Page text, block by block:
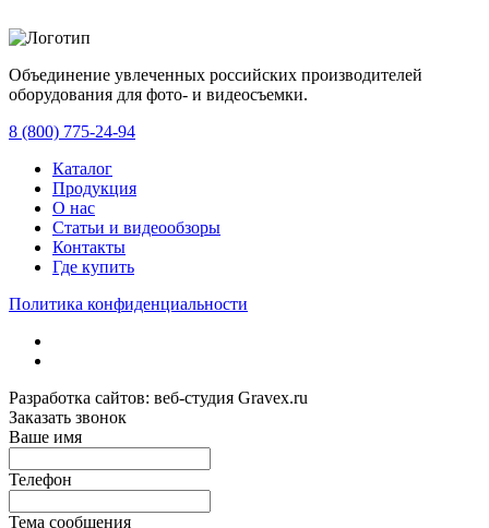
Объединение увлеченных российских производителей
оборудования для фото- и видеосъемки.
8 (800) 775-24-94
Каталог
Продукция
О нас
Статьи и видеообзоры
Контакты
Где купить
Политика конфиденциальности
Разработка сайтов: веб-студия Gravex.ru
Заказать звонок
Ваше имя
Телефон
Тема сообщения